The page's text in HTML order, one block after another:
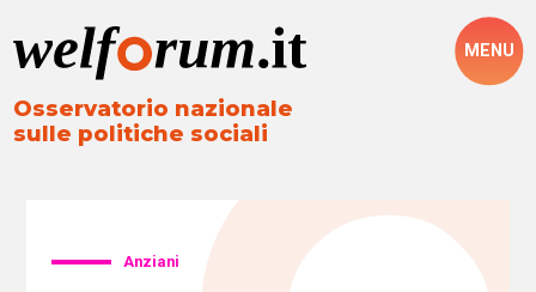
Osservatorio nazionale
sulle politiche sociali
MENU
Anziani